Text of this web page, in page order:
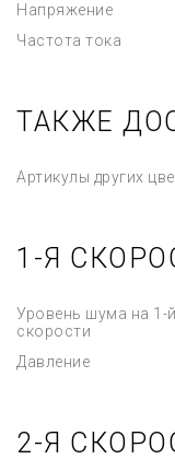
Напряжение
Частота тока
ТАКЖЕ
Артикулы других
1-Я
Уровень шума на 1-й
скорости
Давление
2-Я